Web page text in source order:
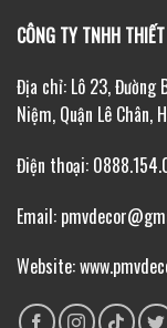
CÔNG TY TNHH
Địa chỉ: Lô 23, Đường
Niệm, Quận Lê Chân,
Điện thoại:
Email:
Website: